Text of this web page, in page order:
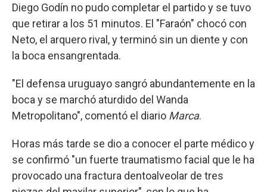
Diego Godín no pudo completar el partido y se tuvo
que retirar a los 51 minutos. El "Faraón" chocó con
Neto, el arquero rival, y terminó sin un diente y con
la boca ensangrentada.
"El defensa uruguayo sangró abundantemente en la
boca y se marchó aturdido del Wanda
Metropolitano", comentó el diario Marca.
Horas más tarde se dio a conocer el parte médico y
se confirmó "un fuerte traumatismo facial que le ha
provocado una fractura dentoalveolar de tres